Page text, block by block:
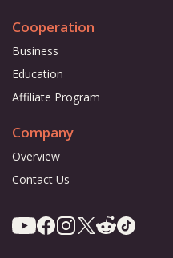
Cooperation
Business
Education
Affiliate Program
Company
Overview
Contact Us